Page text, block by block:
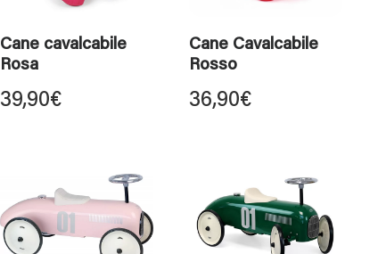
Cane cavalcabile
Rosa
39,90€
Cane Cavalcabile
Rosso
36,90€